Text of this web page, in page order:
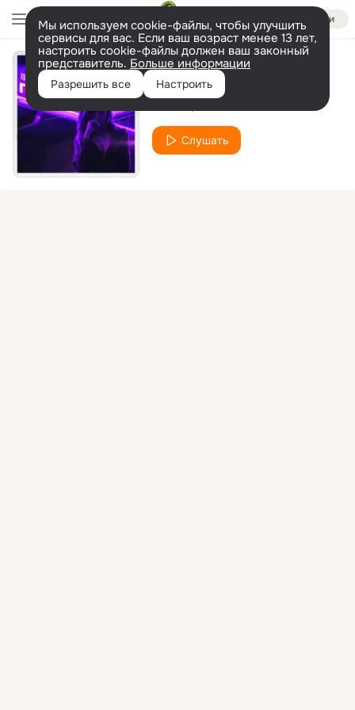
Войти
Мы используем cookie-файлы, чтобы улучшить
сервисы для вас. Если ваш возраст менее 13 лет,
настроить cookie-файлы должен ваш законный
представитель. Больше информации
Разрешить все Настроить
Просто
Слушать